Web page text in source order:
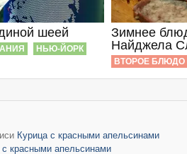
шеей
НЬЮ-ЙОРК
Зимнее
Найджела
ВТОРОЕ БЛЮДО
Курица с красными апельсинами
с красными апельсинами